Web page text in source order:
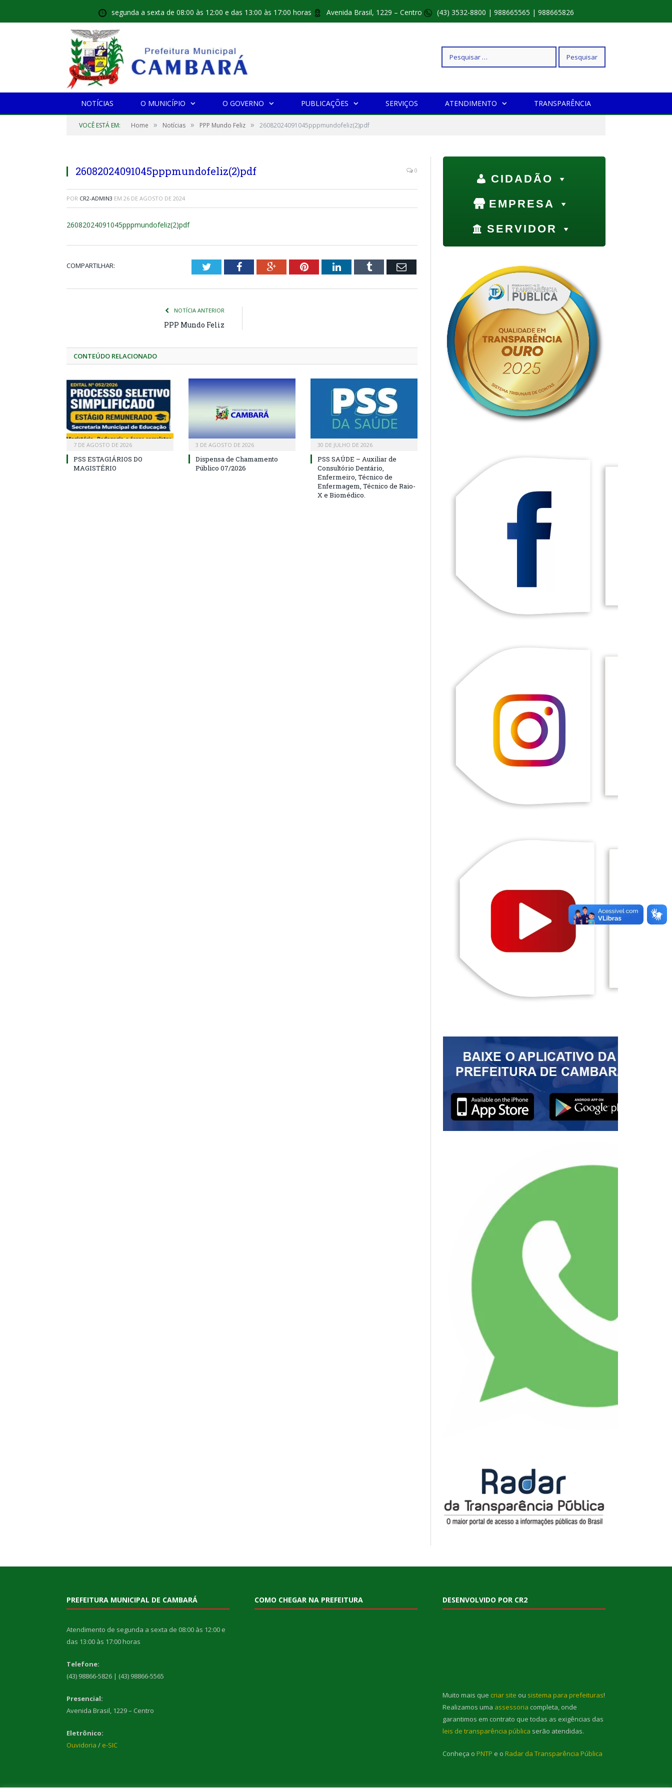
segunda a sexta de 08:00 às 12:00 e das 13:00 às 17:00 horas Avenida Brasil, 1229 – Centro (43) 3532-8800 | 988665565 | 988665826
Pesquisar
NOTÍCIAS O MUNICÍPIO O GOVERNO PUBLICAÇÕES SERVIÇOS ATENDIMENTO TRANSPARÊNCIA
VOCÊ ESTÁ EM: Home » Notícias » PPP Mundo Feliz » 26082024091045pppmundofeliz(2)pdf
26082024091045pppmundofeliz(2)pdf 0
POR CR2-ADMIN3 EM 26 DE AGOSTO DE 2024
26082024091045pppmundofeliz(2)pdf
COMPARTILHAR: TwitterFacebookGoogle+PinterestLinkedInTumblr Email
NOTÍCIA ANTERIOR
PPP Mundo Feliz
CONTEÚDO RELACIONADO
7 DE AGOSTO DE 2026
PSS ESTAGIÁRIOS DO
MAGISTÉRIO
3 DE AGOSTO DE 2026
Dispensa de Chamamento
Público 07/2026
30 DE JULHO DE 2026
PSS SAÚDE – Auxiliar de
Consultório Dentário,
Enfermeiro, Técnico de
Enfermagem, Técnico de Raio-
X e Biomédico.
CIDADÃO
EMPRESA
SERVIDOR
PREFEITURA MUNICIPAL DE CAMBARÁ
Atendimento de segunda a sexta de 08:00 às 12:00 e
das 13:00 às 17:00 horas
Telefone:
(43) 98866-5826 | (43) 98866-5565
Presencial:
Avenida Brasil, 1229 – Centro
Eletrônico:
Ouvidoria / e-SIC
COMO CHEGAR NA PREFEITURA DESENVOLVIDO POR CR2
Muito mais que criar site ou sistema para prefeituras!
Realizamos uma assessoria completa, onde
garantimos em contrato que todas as exigências das
leis de transparência pública serão atendidas.
Conheça o PNTP e o Radar da Transparência Pública